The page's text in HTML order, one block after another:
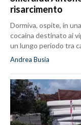
risarcimento
Dormiva, ospite, in
cocaina destinato ai
un lungo periodo tra
Andrea Busia